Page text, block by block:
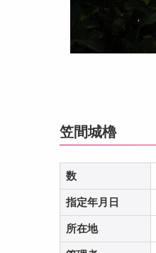
笠間城櫓
数
指定年月日
所在地